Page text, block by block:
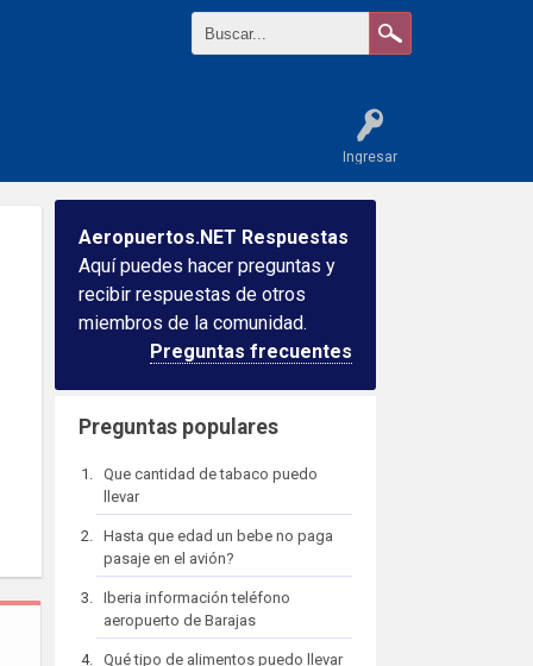
Ingresar
Aeropuertos.NET Respuestas
Aquí puedes hacer preguntas y
recibir respuestas de otros
miembros de la comunidad.
Preguntas frecuentes
Preguntas populares
Que cantidad de tabaco puedo
llevar
Hasta que edad un bebe no paga
pasaje en el avión?
Iberia información teléfono
aeropuerto de Barajas
Qué tipo de alimentos puedo llevar